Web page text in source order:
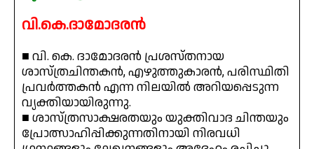
വി.കെ.ദാമോദരൻ
■ വി. കെ. ദാമോദരൻ പ്രശസ്തനായ
ശാസ്ത്രചിന്തകൻ, എഴുത്തുകാരൻ, പരിസ്ഥിതി
പ്രവർത്തകൻ എന്ന നിലയിൽ അറിയപ്പെടുന്ന
വ്യക്തിയായിരുന്നു.
■ ശാസ്ത്രസാക്ഷരതയും യുക്തിവാദ ചിന്തയും
പ്രോത്സാഹിപ്പിക്കുന്നതിനായി നിരവധി